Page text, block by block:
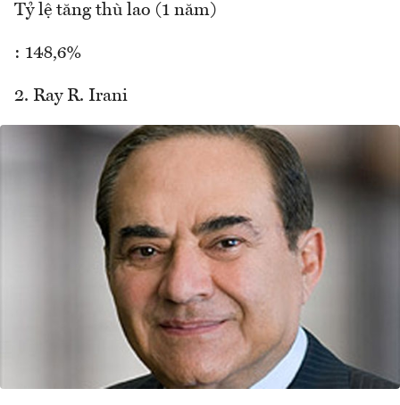
Tỷ lệ tăng thù lao (1 năm)
: 148,6%
2. Ray R. Irani